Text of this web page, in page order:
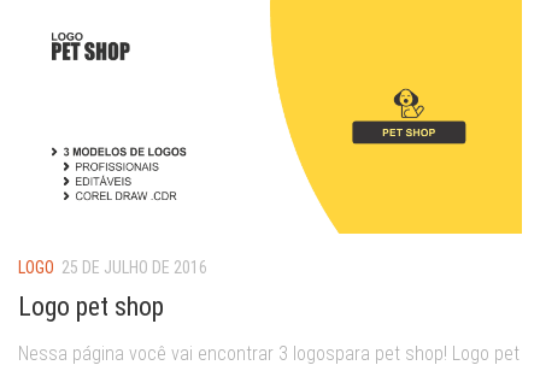
LOGO 25 DE JULHO DE 2016
Logo pet shop
Nessa página você vai encontrar 3 logospara pet shop! Logo pet